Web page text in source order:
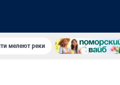
мелеют реки